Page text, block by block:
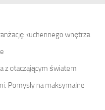
kuchennego wnętrza
z otaczającym światem
Pomysły na maksymalne